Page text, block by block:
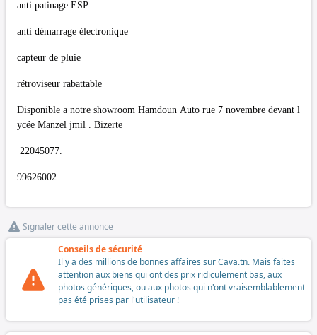
anti patinage ESP
anti démarrage électronique
capteur de pluie
rétroviseur rabattable
Disponible a notre showroom Hamdoun Auto rue 7 novembre devant l
ycée Manzel jmil . Bizerte
22045077.
99626002
Signaler cette annonce
Conseils de sécurité
Il y a des millions de bonnes affaires sur Cava.tn. Mais faites
attention aux biens qui ont des prix ridiculement bas, aux
photos génériques, ou aux photos qui n'ont vraisemblablement
pas été prises par l'utilisateur !